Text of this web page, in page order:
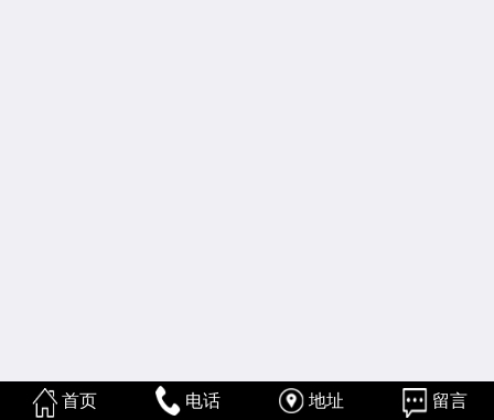
首页 电话 地址 留言